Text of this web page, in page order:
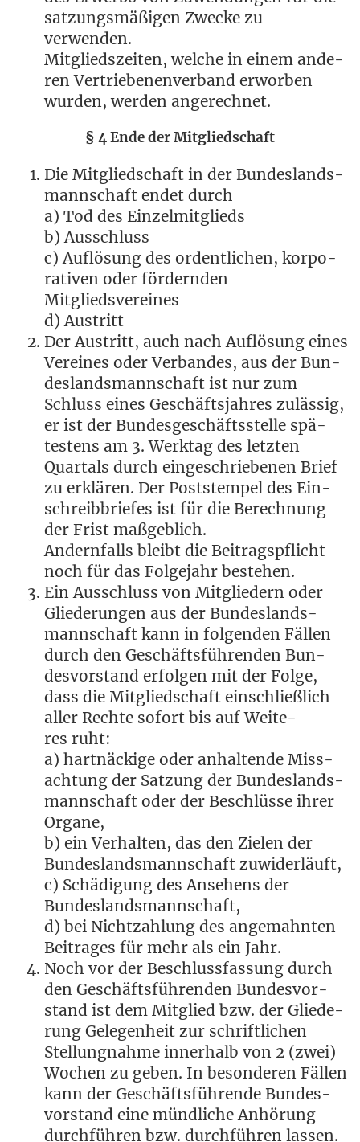
sat­zungs­mä­ßi­gen Zwe­cke zu
verwenden.
Mit­glieds­zei­ten, wel­che in einem ande­
ren Ver­trie­be­nen­ver­band erwor­ben
wur­den, wer­den angerechnet.
§ 4Ende der Mitgliedschaft
Die Mit­glied­schaft in der Bun­des­lands­
mann­schaft endet durch
a) Tod des Einzelmitglieds
b) Ausschluss
c) Auf­lö­sung des ordent­li­chen, kor­po­
ra­ti­ven oder för­dern­den
Mitgliedsvereines
d) Austritt
Der Aus­tritt, auch nach Auf­lö­sung eines
Ver­ei­nes oder Ver­ban­des, aus der Bun­
des­lands­mann­schaft ist nur zum
Schluss eines Geschäfts­jah­res zuläs­sig,
er ist der Bun­des­ge­schäfts­stel­le spä­
tes­tens am 3. Werk­tag des letz­ten
Quar­tals durch ein­ge­schrie­be­nen Brief
zu erklä­ren. Der Post­stem­pel des Ein­
schreib­brie­fes ist für die Berech­nung
der Frist maßgeblich.
Andern­falls bleibt die Bei­trags­pflicht
noch für das Fol­ge­jahr bestehen.
Ein Aus­schluss von Mit­glie­dern oder
Glie­de­run­gen aus der Bun­des­lands­
mann­schaft kann in fol­gen­den Fäl­len
durch den Geschäfts­füh­ren­den Bun­
des­vor­stand erfol­gen mit der Fol­ge,
dass die Mit­glied­schaft ein­schließ­lich
aller Rech­te sofort bis auf Wei­te­
res ruht:
a) hart­nä­cki­ge oder anhal­ten­de Miss­
ach­tung der Sat­zung der Bun­des­lands­
mann­schaft oder der Beschlüs­se ihrer
Organe,
b) ein Ver­hal­ten, das den Zie­len der
Bun­des­lands­mann­schaft zuwiderläuft,
c) Schä­di­gung des Anse­hens der
Bundeslandsmannschaft,
d) bei Nicht­zah­lung des ange­mahn­ten
Bei­tra­ges für mehr als ein Jahr.
Noch vor der Beschluss­fas­sung durch
den Geschäfts­füh­ren­den Bun­des­vor­
stand ist dem Mit­glied bzw. der Glie­de­
rung Gele­gen­heit zur schrift­li­chen
Stel­lung­nah­me inner­halb von 2 (zwei)
Wochen zu geben. In beson­de­ren Fäl­len
kann der Geschäfts­füh­ren­de Bun­des­
vor­stand eine münd­li­che Anhö­rung
durch­füh­ren bzw. durch­füh­ren las­sen.